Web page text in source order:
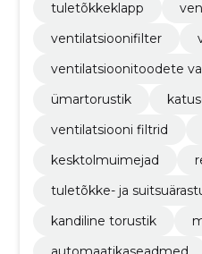
tuletõkkeklapp
ventilatsioonifilter
ventilatsioonitoodete
ümartorustik
ventilatsiooni filtrid
kesktolmuimejad
tuletõkke- ja
kandiline torustik